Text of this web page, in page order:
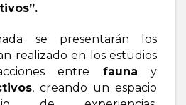
se presentarán los
realizado en los estudios
entre fauna y
, creando un espacio